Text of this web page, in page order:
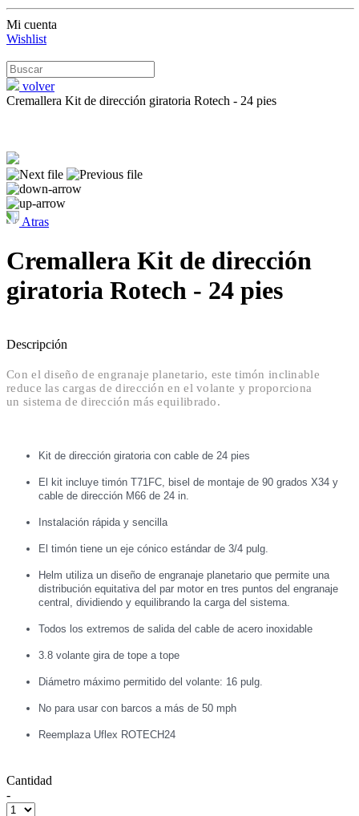
Mi cuenta
Wishlist
volver
Cremallera Kit de dirección giratoria Rotech - 24 pies
Atras
Cremallera Kit de dirección
giratoria Rotech - 24 pies
Descripción
Con el diseño de engranaje planetario, este timón inclinable
reduce las cargas de dirección en el volante y proporciona
un sistema de dirección más equilibrado.
Kit de dirección giratoria con cable de 24 pies
El kit incluye timón T71FC, bisel de montaje de 90 grados X34 y
cable de dirección M66 de 24 in.
Instalación rápida y sencilla
El timón tiene un eje cónico estándar de 3/4 pulg.
Helm utiliza un diseño de engranaje planetario que permite una
distribución equitativa del par motor en tres puntos del engranaje
central, dividiendo y equilibrando la carga del sistema.
Todos los extremos de salida del cable de acero inoxidable
3.8 volante gira de tope a tope
Diámetro máximo permitido del volante: 16 pulg.
No para usar con barcos a más de 50 mph
Reemplaza Uflex ROTECH24
Cantidad
-